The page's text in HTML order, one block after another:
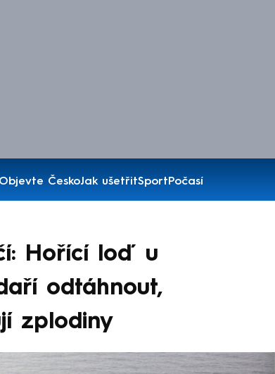
Objevte ČeskoJak ušetřitSportPočasí
Hořící loď u
odtáhnout,
zplodiny